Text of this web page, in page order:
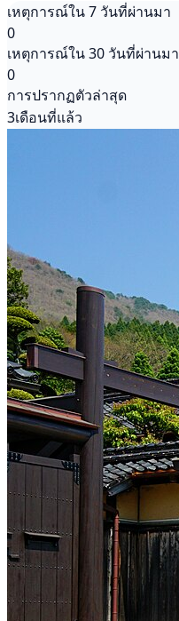
เหตุการณ์ใน 7 วันที่ผ่านมา
0
เหตุการณ์ใน 30 วันที่ผ่านมา
0
การปรากฏตัวล่าสุด
3เดือนที่แล้ว